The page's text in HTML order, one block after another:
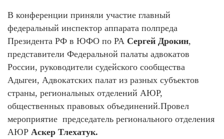
В конференции приняли участие главный
федеральный инспектор аппарата полпреда
Президента РФ в ЮФО по РА Сергей Дрокин,
представители Федеральной палаты адвокатов
России, руководители судейского сообщества
Адыгеи, Адвокатских палат из разных субъектов
страны, региональных отделений АЮР,
общественных правовых объединений.Провел
мероприятие председатель регионального отделения
АЮР Аскер Тлехатук.